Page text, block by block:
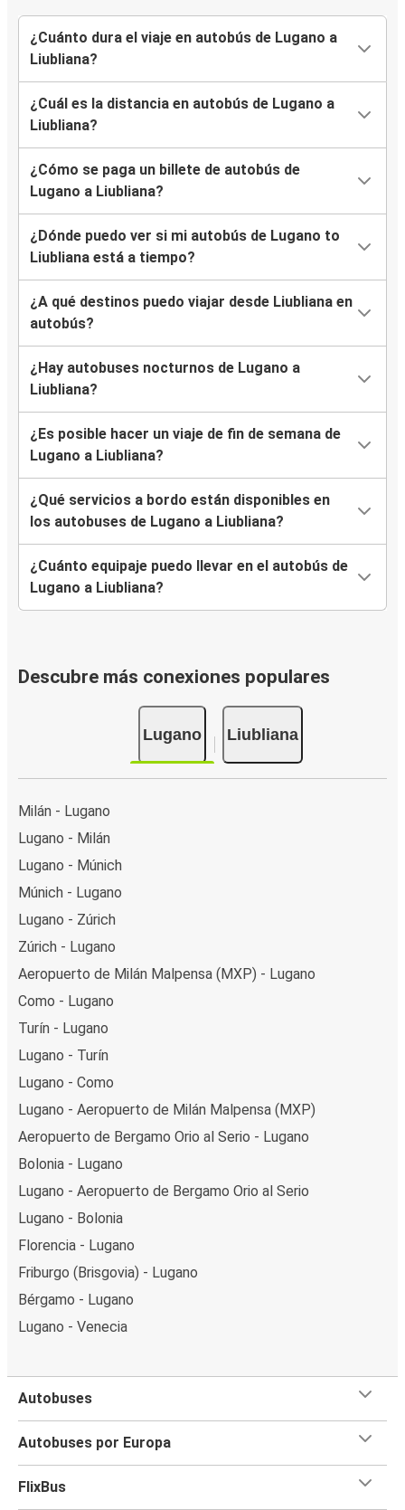
¿Cuánto dura el viaje en autobús de Lugano a
Liubliana?
¿Cuál es la distancia en autobús de Lugano a
Liubliana?
¿Cómo se paga un billete de autobús de
Lugano a Liubliana?
¿Dónde puedo ver si mi autobús de Lugano to
Liubliana está a tiempo?
¿A qué destinos puedo viajar desde Liubliana en
autobús?
¿Hay autobuses nocturnos de Lugano a
Liubliana?
¿Es posible hacer un viaje de fin de semana de
Lugano a Liubliana?
¿Qué servicios a bordo están disponibles en
los autobuses de Lugano a Liubliana?
¿Cuánto equipaje puedo llevar en el autobús de
Lugano a Liubliana?
Descubre más conexiones populares
Lugano Liubliana
Milán - Lugano
Lugano - Milán
Lugano - Múnich
Múnich - Lugano
Lugano - Zúrich
Zúrich - Lugano
Aeropuerto de Milán Malpensa (MXP) - Lugano
Como - Lugano
Turín - Lugano
Lugano - Turín
Lugano - Como
Lugano - Aeropuerto de Milán Malpensa (MXP)
Aeropuerto de Bergamo Orio al Serio - Lugano
Bolonia - Lugano
Lugano - Aeropuerto de Bergamo Orio al Serio
Lugano - Bolonia
Florencia - Lugano
Friburgo (Brisgovia) - Lugano
Bérgamo - Lugano
Lugano - Venecia
Autobuses
Autobuses por Europa
FlixBus